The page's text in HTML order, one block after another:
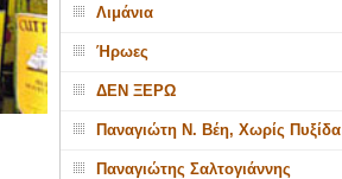
Λιμάνια
Ήρωες
ΔΕΝ ΞΕΡΩ
Παναγιώτη Ν. Βέη, Χωρίς Πυξίδα
Παναγιώτης Σαλτογιάννης